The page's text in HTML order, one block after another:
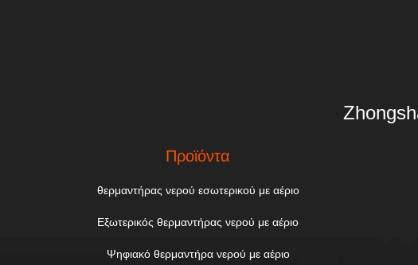
Προϊόντα
θερμαντήρας νερού εσωτερικού με αέριο
Εξωτερικός θερμαντήρας νερού με αέριο
Ψηφιακό θερμαντήρα νερού με αέριο